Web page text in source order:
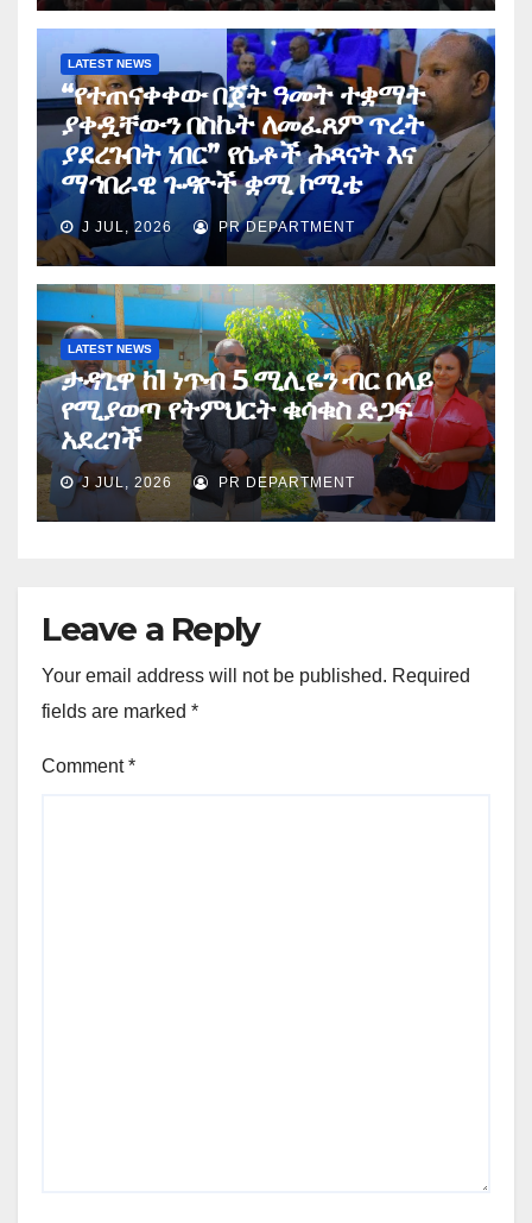
LATEST NEWS
“የተጠናቀቀው በጀት ዓመት ተቋማት
ያቀዷቸውን በስኬት ለመፈጸም ጥረት
ያደረጉበት ነበር” የሴቶች ሕጻናት እና
ማኅበራዊ ጉዳዮች ቋሚ ኮሚቴ
J JUL, 2026 PR DEPARTMENT
LATEST NEWS
ታዳጊዋ ከ1 ነጥብ 5 ሚሊዬን ብር በላይ
የሚያወጣ የትምህርት ቁሳቁስ ድጋፍ
አደረገች
J JUL, 2026 PR DEPARTMENT
Leave a Reply
Your email address will not be published. Required
fields are marked *
Comment*